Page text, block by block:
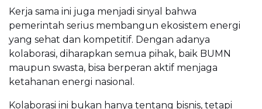
Kerja sama ini juga menjadi sinyal bahwa
pemerintah serius membangun ekosistem energi
yang sehat dan kompetitif. Dengan adanya
kolaborasi, diharapkan semua pihak, baik BUMN
maupun swasta, bisa berperan aktif menjaga
ketahanan energi nasional.
Kolaborasi ini bukan hanya tentang bisnis, tetapi